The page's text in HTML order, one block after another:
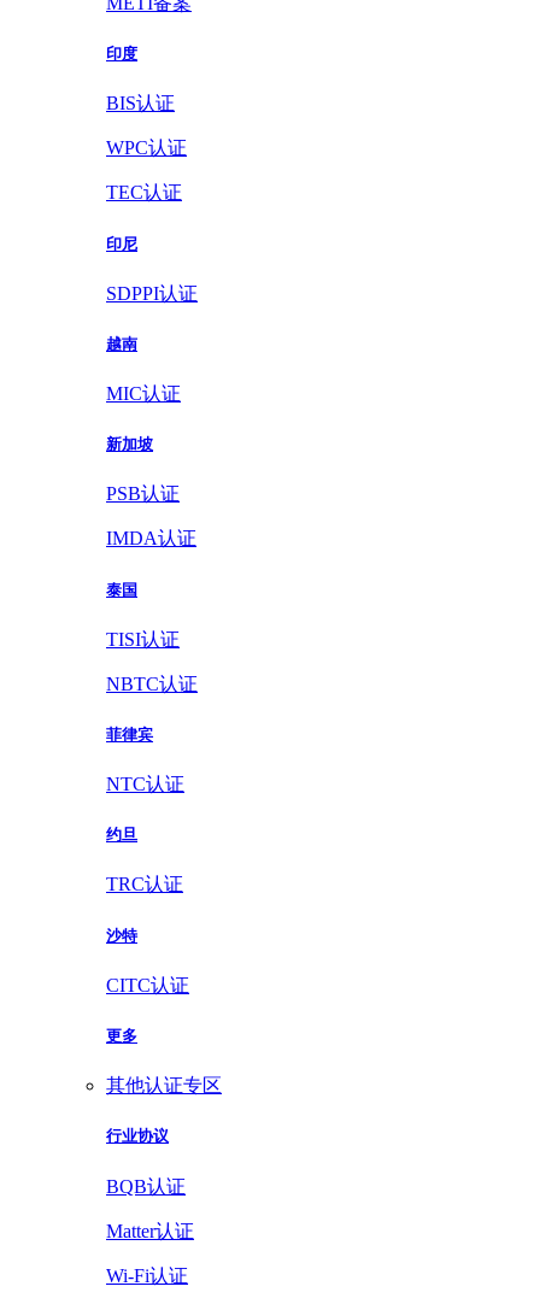
印度
BIS认证
WPC认证
TEC认证
印尼
SDPPI认证
越南
MIC认证
新加坡
PSB认证
IMDA认证
泰国
TISI认证
NBTC认证
菲律宾
NTC认证
约旦
TRC认证
沙特
CITC认证
更多
其他认证专区
行业协议
BQB认证
Matter认证
Wi-Fi认证